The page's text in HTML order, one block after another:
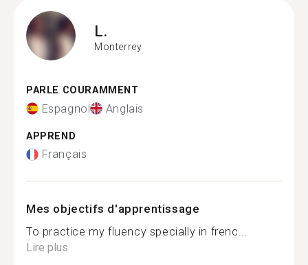
L.
Monterrey
PARLE COURAMMENT
Espagnol Anglais
APPREND
Français
Mes objectifs d'apprentissage
To practice my fluency specially in frenc...
Lire plus